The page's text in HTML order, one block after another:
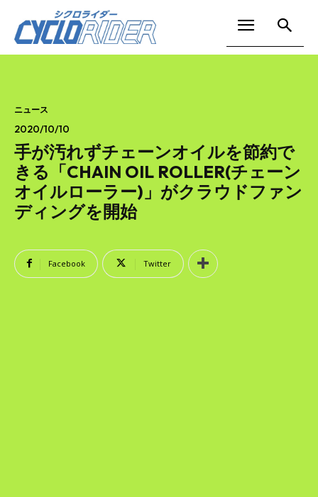
ニュース
2020/10/10
手が汚れずチェーンオイルを節約で
きる「CHAIN OIL ROLLER(チェーン
オイルローラー)」がクラウドファン
ディングを開始
Facebook Twitter